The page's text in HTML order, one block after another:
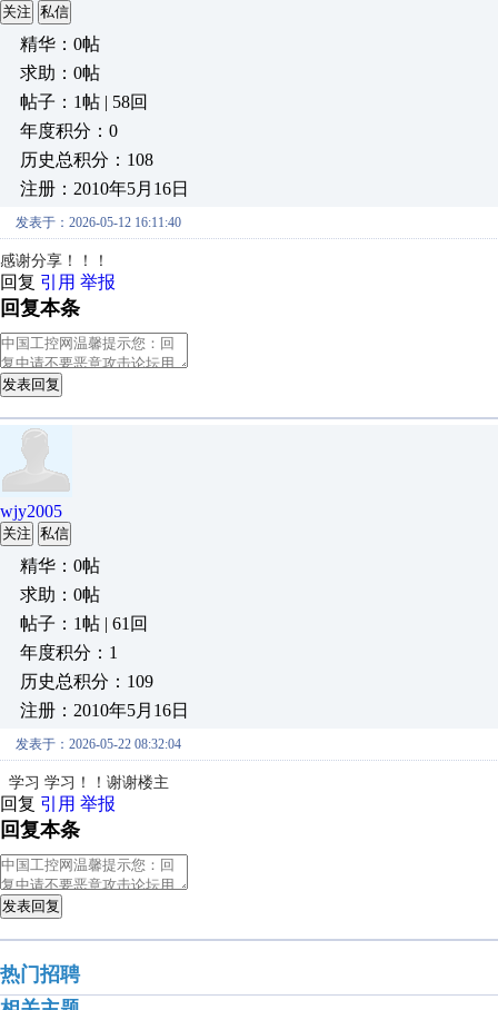
关注 私信
精华：0帖
求助：0帖
帖子：1帖 | 58回
年度积分：0
历史总积分：108
注册：2010年5月16日
发表于：2026-05-12 16:11:40
感谢分享！！！
回复 引用 举报
回复本条
发表回复
wjy2005
关注 私信
精华：0帖
求助：0帖
帖子：1帖 | 61回
年度积分：1
历史总积分：109
注册：2010年5月16日
发表于：2026-05-22 08:32:04
学习 学习！！谢谢楼主
回复 引用 举报
回复本条
发表回复
热门招聘